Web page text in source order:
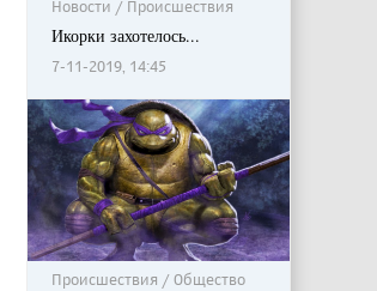
Новости / Происшествия
Икорки захотелось...
7-11-2019, 14:45
Происшествия / Общество